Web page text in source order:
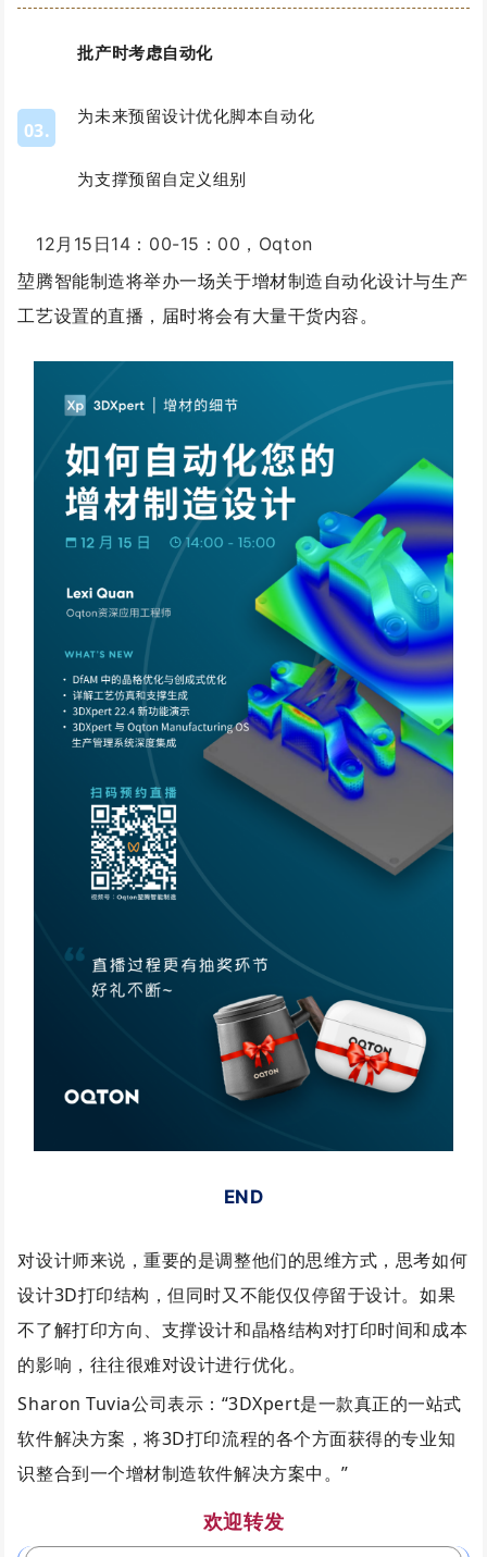
03.
批产时考虑自动化
为未来预留设计优化脚本自动化
为支撑预留自定义组别
12月15日14：00-15：00，Oqton
堃腾智能制造将举办一场关于增材制造自动化设计与生产
工艺设置的直播，届时将会有大量干货内容。
END
对设计师来说，重要的是调整他们的思维方式，思考如何
设计3D打印结构，但同时又不能仅仅停留于设计。如果
不了解打印方向、支撑设计和晶格结构对打印时间和成本
的影响，往往很难对设计进行优化。
Sharon Tuvia公司表示：“3DXpert是一款真正的一站式
软件解决方案，将3D打印流程的各个方面获得的专业知
识整合到一个增材制造软件解决方案中。”
欢迎转发